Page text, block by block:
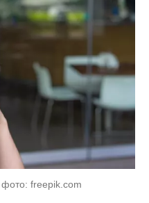
freepik.com